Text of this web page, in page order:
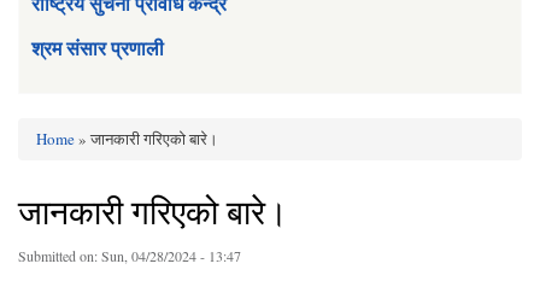
श्रम संसार प्रणाली
Home» जानकारी गरिएको बारे।
जानकारी गरिएको बारे।
Submitted on:Sun, 04/28/2024 - 13:47